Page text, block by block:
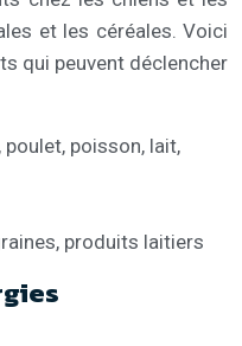
et les céréales. Voici
qui peuvent déclencher
poisson, lait,
produits laitiers